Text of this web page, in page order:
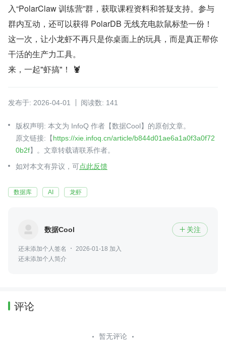
入“PolarClaw 训练营”群，获取课程资料和答疑支持。参与
群内互动，还可以获得 PolarDB 无线充电款鼠标垫一份！
这一次，让小龙虾不再只是你桌面上的玩具，而是真正帮你
干活的生产力工具。
来，一起"虾搞"！ 🦞
发布于: 2026-04-01 阅读数: 141
版权声明: 本文为 InfoQ 作者【数据Cool】的原创文章。
原文链接:【https://xie.infoq.cn/article/b844d01ae6a1a0f3a0f72
0b2f】。文章转载请联系作者。
如对本文有异议，可点此反馈
数据库 AI 龙虾
数据Cool  关注
还未添加个人签名
2026-01-18 加入
还未添加个人简介
评论
暂无评论